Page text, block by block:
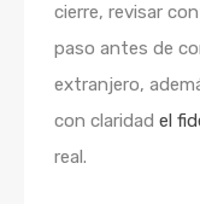
cierre, revisar
paso antes de
extranjero,
con claridad el
real.